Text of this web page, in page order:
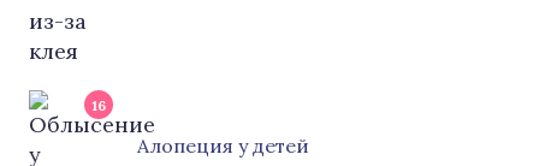
16
Алопеция у детей